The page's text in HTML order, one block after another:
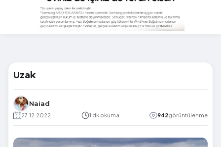
Uzak
Naiad
27.12.2022 1 dk okuma 942görüntülenme